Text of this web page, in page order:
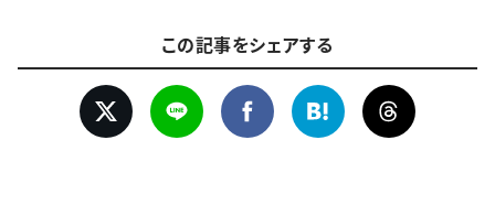
この記事をシェアする